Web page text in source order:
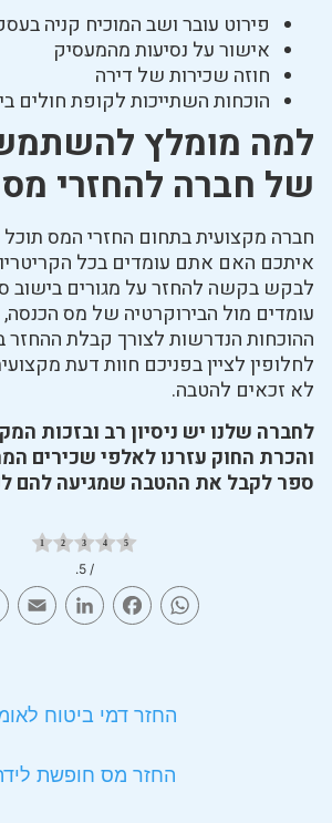
פירוט עובר ושב המוכיח קניה
אישור על נסיעות מהמעסיק
חוזה שכירות של דירה
הוכחות השתייכות לקופת חולים
למה מומלץ
של חברה להחזרי מס
חברה מקצועית בתחום החזרי המס
איתכם האם אתם עומדים בכל
לבקש בקשה להחזר על מגורים בישוב
עומדים מול הבירוקרטיה של מס
ההוכחות הנדרשות לצורך קבלת ההחזר
לחלופין לציין בפניכם חוות דעת
לא זכאים להטבה.
לחברה שלנו יש ניסיון רב ובזכות
והכרת החוק עזרנו לאלפי שכירים
ספר לקבל את ההטבה שמגיעה להם
/ 5.
WhatsApp
Facebook
החזר דמי ביטוח
החזר מס חופשת